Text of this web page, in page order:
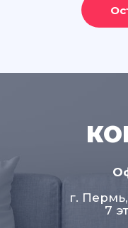
г.
7